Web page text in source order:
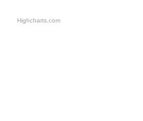
Highcharts.com